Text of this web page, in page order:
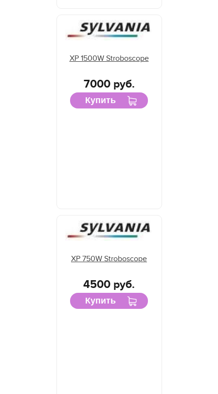
XP 1500W Stroboscope
7000 руб.
Купить
XP 750W Stroboscope
4500 руб.
Купить